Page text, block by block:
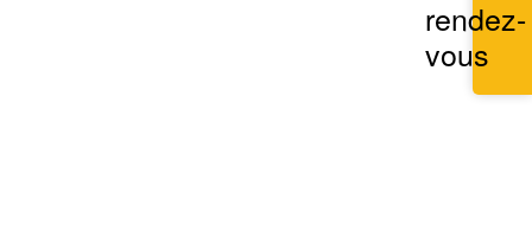
rendez-
vous